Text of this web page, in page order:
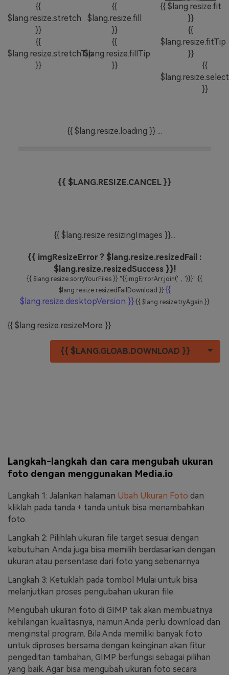
{{
$lang.resize.stretch
}}
{{
$lang.resize.stretchTip
}}
{{
$lang.resize.fill
}}
{{
$lang.resize.fillTip
}}
{{ $lang.resize.fit
}}
{{
$lang.resize.fitTip
}}
{{
}}
{{ $lang.resize.loading }} ...
{{ $LANG.RESIZE.CANCEL }}
{{ $lang.resize.resizingImages }}...
{{ imgResizeError ? $lang.resize.resizedFail :
$lang.resize.resizedSuccess }}!
{{ $lang.resize.sorryYourFiles }} "{{imgErrorArr.join('，')}}" {{
$lang.resize.resizedFailDownload }} {{
$lang.resize.desktopVersion }}{{ $lang.resize.tryAgain }}
{{ $lang.resize.resizeMore }}
{{ $LANG.GLOAB.DOWNLOAD }}
Langkah-langkah dan cara mengubah ukuran
foto dengan menggunakan Media.io
Langkah 1: Jalankan halaman Ubah Ukuran Foto dan
kliklah pada tanda + tanda untuk bisa menambahkan
foto.
Langkah 2: Pilihlah ukuran file target sesuai dengan
kebutuhan. Anda juga bisa memilih berdasarkan dengan
ukuran atau persentase dari foto yang sebenarnya.
Langkah 3: Ketuklah pada tombol Mulai untuk bisa
melanjutkan proses pengubahan ukuran file.
Mengubah ukuran foto di GIMP tak akan membuatnya
kehilangan kualitasnya, namun Anda perlu download dan
menginstal program. Bila Anda memiliki banyak foto
untuk diproses bersama dengan keinginan akan fitur
pengeditan tambahan, GIMP berfungsi sebagai pilihan
yang baik. Agar bisa mengubah ukuran foto secara